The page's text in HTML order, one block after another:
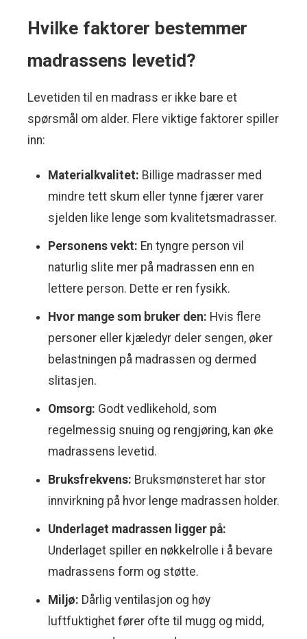
Hvilke faktorer bestemmer
madrassens levetid?
Levetiden til en madrass er ikke bare et
spørsmål om alder. Flere viktige faktorer spiller
inn:
Materialkvalitet: Billige madrasser med
mindre tett skum eller tynne fjærer varer
sjelden like lenge som kvalitetsmadrasser.
Personens vekt: En tyngre person vil
naturlig slite mer på madrassen enn en
lettere person. Dette er ren fysikk.
Hvor mange som bruker den: Hvis flere
personer eller kjæledyr deler sengen, øker
belastningen på madrassen og dermed
slitasjen.
Omsorg: Godt vedlikehold, som
regelmessig snuing og rengjøring, kan øke
madrassens levetid.
Bruksfrekvens: Bruksmønsteret har stor
innvirkning på hvor lenge madrassen holder.
Underlaget madrassen ligger på:
Underlaget spiller en nøkkelrolle i å bevare
madrassens form og støtte.
Miljø: Dårlig ventilasjon og høy
luftfuktighet fører ofte til mugg og midd,